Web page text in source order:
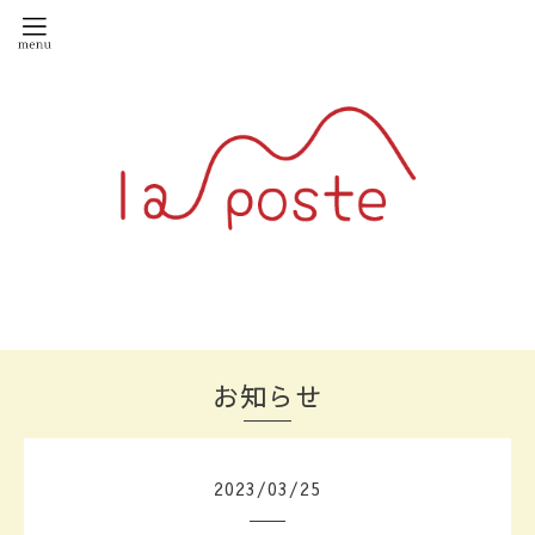
お知らせ
2023 /03 /25